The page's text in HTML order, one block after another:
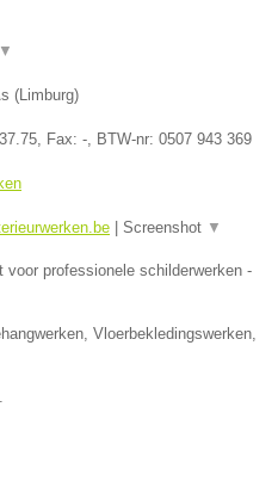
▼
(Limburg)
, Fax: -, BTW-nr: 0507 943 369
Screenshot ▼
voor professionele schilderwerken -
Vloerbekledingswerken,